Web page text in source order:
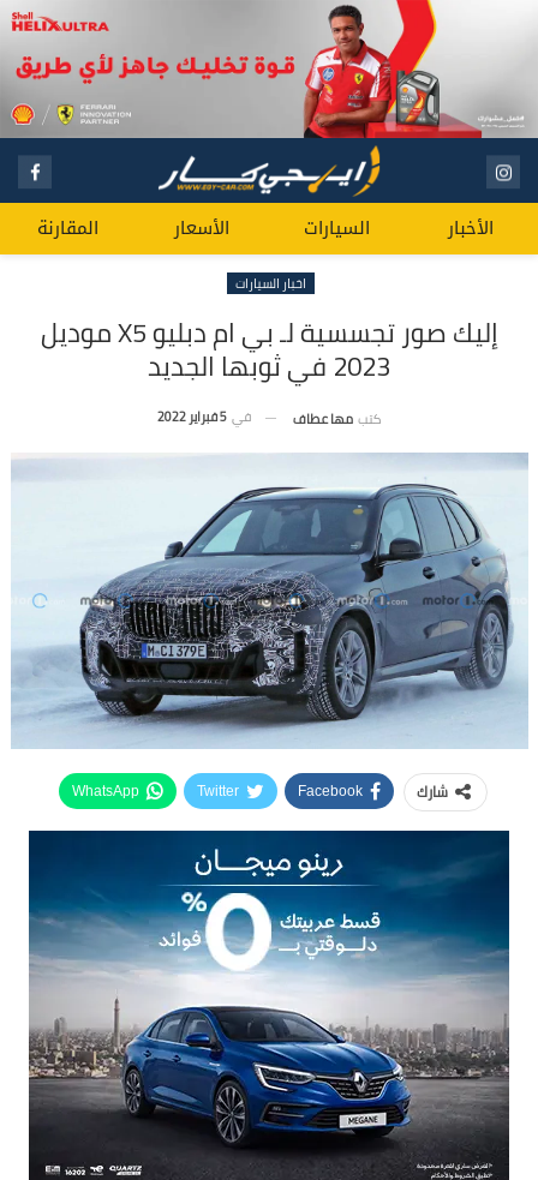
الأخبار السيارات الأسعار المقارنة
اخبار السيارات
إليك صور تجسسية لـ بي ام دبليو X5 موديل
2023 في ثوبها الجديد
كتب مها عطاف في 5 فبراير 2022
شارك Facebook
Twitter
WhatsApp